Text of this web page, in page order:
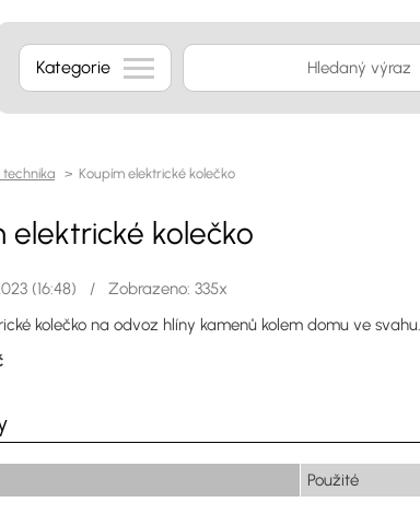
Kategorie
> Koupím elektrické kolečko
elektrické kolečko
(16:48) / Zobrazeno: 335x
kolečko na odvoz hlíny kamenů kolem domu ve
Použité